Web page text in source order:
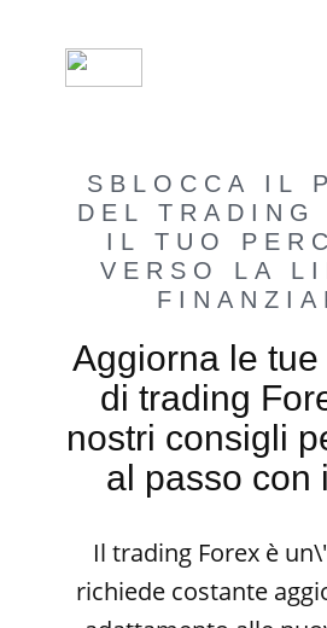
SBLOCCA IL
DEL TRADING
IL TUO
VERSO LA
Aggiorna le
di trading
nostri consigli
al passo con
Il trading Forex è
richiede costante